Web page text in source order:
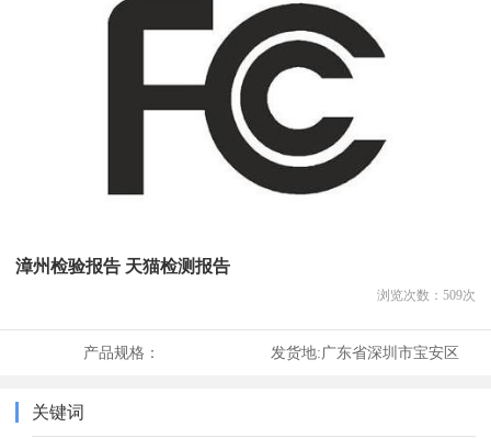
漳州检验报告 天猫检测报告
浏览次数： 509次
产品规格： 发货地:广东省深圳市宝安区
关键词